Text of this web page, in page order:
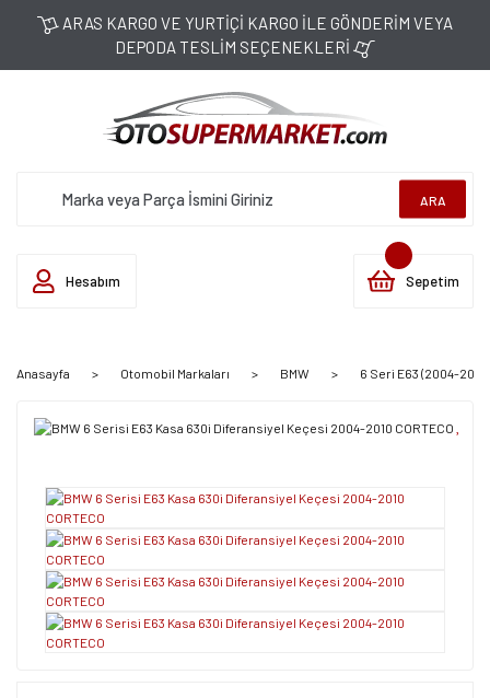
ARAS KARGO VE YURTİÇİ KARGO İLE GÖNDERİM VEYA
DEPODA TESLİM SEÇENEKLERİ
ARA
Hesabım Sepetim
Anasayfa Otomobil Markaları BMW 6 Seri E63 (2004-2010)